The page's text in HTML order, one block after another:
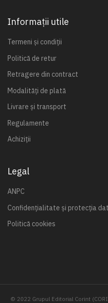
Informații utile
Termeni și condiții
Politică de retur
Retragere din contract
Modalități de plată
Livrare și transport
Regulamente
Achiziții
Legal
ANPC
Confidențialitate și protecția
Politică cookies
© 2022 Grupul Editorial Corint